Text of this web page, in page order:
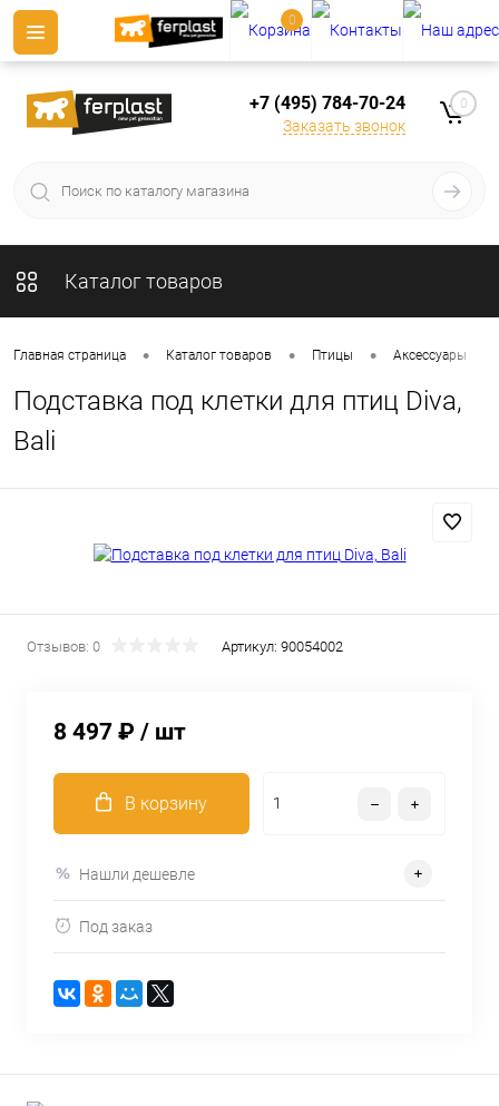
+7 (495) 784-70-24
Заказать звонок
0
Каталог товаров
Главная страница • Каталог товаров • Птицы • Аксессуары
Подставка под клетки для птиц Diva,
Bali
Отзывов: 0 Артикул: 90054002
8 497 ₽ / шт
В корзину
Нашли дешевле
Под заказ
0